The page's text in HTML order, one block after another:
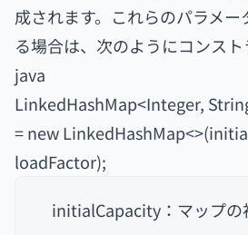
成されます。これらのパラメ
る場合は、次のようにコンス
java
LinkedHashMap<Integer,
= new
loadFactor);
initialCapacity：マップの